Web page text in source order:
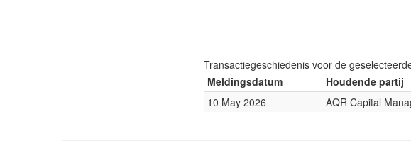
Transactiegeschiedenis voor de
Meldingsdatum
Houdende partij
10 May 2026
AQR Capital